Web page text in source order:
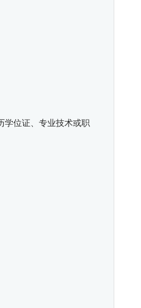
学位证、专业技术或职